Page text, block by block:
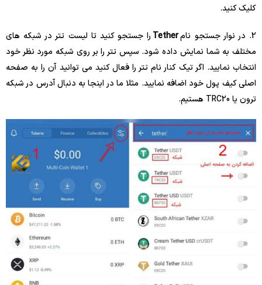
کلیک کنید.
2. در نوار جستجو نام Tether را جستجو کنید تا لیست تتر در شبکه های
مختلف به شما نمایش داده شود. سپس تتر را بر روی شبکه مورد نظر خود
انتخاب نمایید. اگر تیک کنار نام تتر را فعال کنید می توانید آن را به صفحه
اصلی کیف پول خود اضافه نمایید. مثلا ما در اینجا به دنبال آدرس در شبکه
ترون یا TRC20 هستیم.